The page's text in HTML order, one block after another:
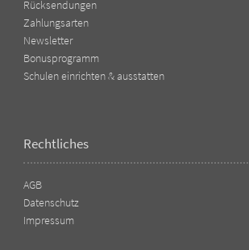
Rücksendungen
Zahlungsarten
Newsletter
Bonusprogramm
Schulen einrichten & ausstatten
Rechtliches
AGB
Datenschutz
Impressum